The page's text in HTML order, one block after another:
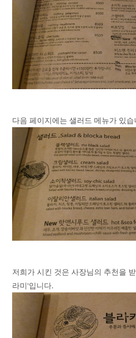
다음 페이지에는 샐러드 메뉴가 있습
저희가 시킨 것은 사장님의 추천을
라미'입니다.